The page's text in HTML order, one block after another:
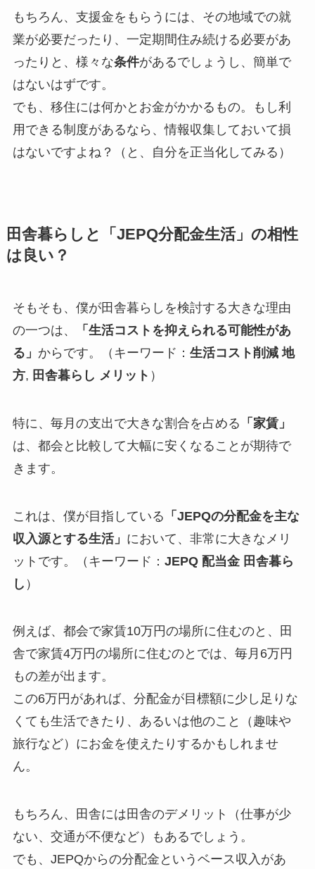
もちろん、支援金をもらうには、その地域での就
業が必要だったり、一定期間住み続ける必要があ
ったりと、様々な条件があるでしょうし、簡単で
はないはずです。
でも、移住には何かとお金がかかるもの。もし利
用できる制度があるなら、情報収集しておいて損
はないですよね？（と、自分を正当化してみる）
田舎暮らしと「JEPQ分配金生活」の相性
は良い？
そもそも、僕が田舎暮らしを検討する大きな理由
の一つは、
「生活コストを抑えられる可能性があ
る」 からです。（キーワード： 生活コスト削減 地
方, 田舎暮らし メリット ）
特に、毎月の支出で大きな割合を占める 「家賃」
は、都会と比較して大幅に安くなることが期待で
きます。
これは、僕が目指している 「JEPQの分配金を主な
収入源とする生活」 において、非常に大きなメリ
ットです。（キーワード： JEPQ 配当金 田舎暮ら
し ）
例えば、都会で家賃10万円の場所に住むのと、田
舎で家賃4万円の場所に住むのとでは、毎月6万円
もの差が出ます。
この6万円があれば、分配金が目標額に少し足りな
くても生活できたり、あるいは他のこと（趣味や
旅行など）にお金を使えたりするかもしれませ
ん。
もちろん、田舎には田舎のデメリット（仕事が少
ない、交通が不便など）もあるでしょう。
でも、JEPQからの分配金というベース収入があ